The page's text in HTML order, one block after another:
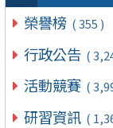
榮譽榜 ( 355 )
行政公告 (
活動競賽 (
研習資訊 (